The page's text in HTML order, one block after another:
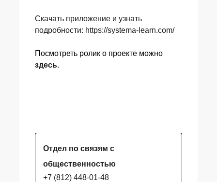
Скачать приложение и узнать
подробности: https://systema-learn.com/
Посмотреть ролик о проекте можно
здесь.
Отдел по связям с
общественностью
+7 (812) 448-01-48